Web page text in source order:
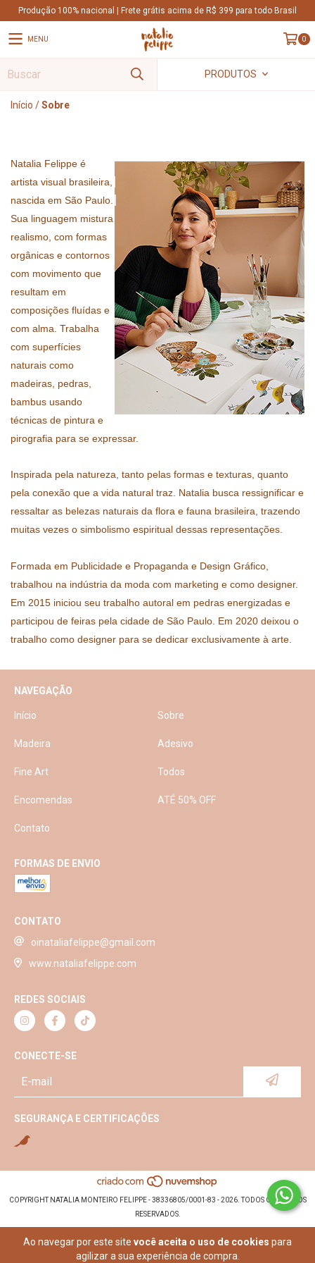
Ao navegar por este site você aceita o uso de cookies para
agilizar a sua experiência de compra.
Produção 100% nacional | Frete grátis acima de R$ 399 para todo Brasil
MENU 0
PRODUTOS
Início /Sobre
Natalia Felippe é
artista visual brasileira,
Sua linguagem mistura
realismo, com formas
orgânicas e contornos
com movimento que
resultam em
composições fluídas e
com alma. Trabalha
com superfícies
naturais como
madeiras, pedras,
bambus usando
técnicas de pintura e
pirografia para se expressar.
Inspirada pela natureza, tanto pelas formas e texturas, quanto
pela conexão que a vida natural traz. Natalia busca ressignificar e
ressaltar as belezas naturais da flora e fauna brasileira, trazendo
muitas vezes o simbolismo espiritual dessas representações.
Formada em Publicidade e Propaganda e Design Gráfico,
trabalhou na indústria da moda com marketing e como designer.
Em 2015 iniciou seu trabalho autoral em pedras energizadas e
participou de feiras pela cidade de São Paulo. Em 2020 deixou o
trabalho como designer para se dedicar exclusivamente à arte.
NAVEGAÇÃO
Início Sobre
Madeira Adesivo
Fine Art Todos
Encomendas ATÉ 50% OFF
Contato
FORMAS DE ENVIO
CONTATO
oinataliafelippe@gmail.com
www.nataliafelippe.com
REDES SOCIAIS
CONECTE-SE
SEGURANÇA E CERTIFICAÇÕES
COPYRIGHT NATALIA MONTEIRO FELIPPE - 38336805/0001-83 - 2026. TODOS OS DIREITOS
RESERVADOS.